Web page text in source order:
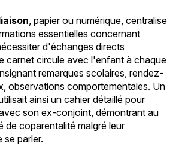
, papier ou numérique, centralise
essentielles concernant
d'échanges directs
carnet circule avec l'enfant à chaque
remarques scolaires, rendez-
observations comportementales. Un
ainsi un cahier détaillé pour
son ex-conjoint, démontrant au
de coparentalité malgré leur
se parler.